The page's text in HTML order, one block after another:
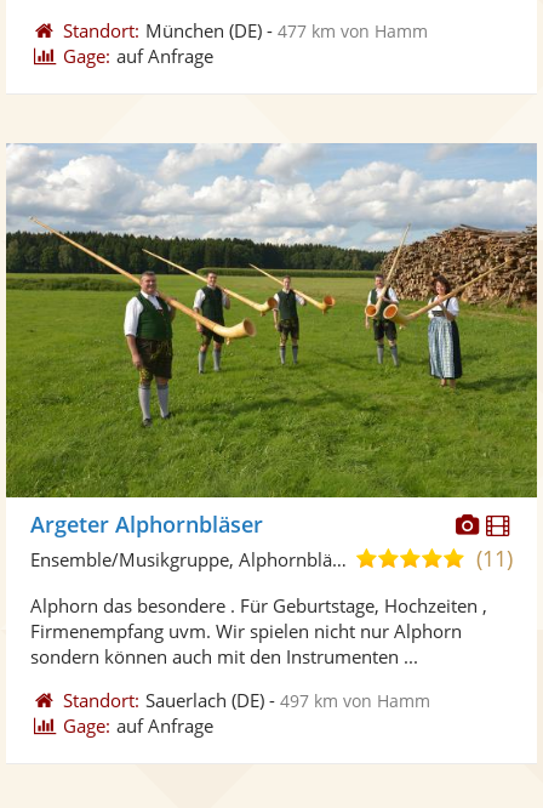
Standort: München (DE) -477 km von Hamm
Gage: auf Anfrage
Fotos
Argeter Alphornbläser
5,0
5
(11)
Ensemble/Musikgruppe, Alphornbläser
Alphorn das besondere . Für Geburtstage, Hochzeiten ,
Firmenempfang uvm. Wir spielen nicht nur Alphorn
sondern können auch mit den Instrumenten ...
Standort: Sauerlach (DE) -497 km von Hamm
Gage: auf Anfrage